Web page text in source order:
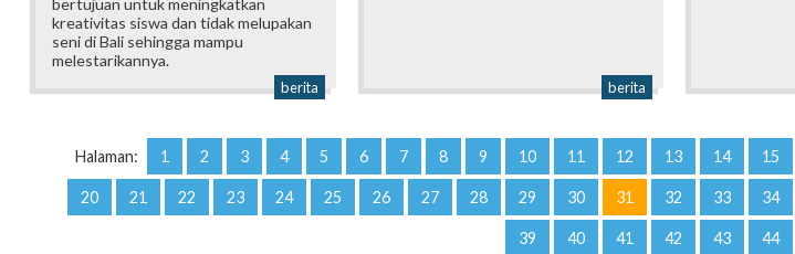
kreativitas siswa dan tidak melupakan
seni di Bali sehingga mampu
melestarikannya.
berita berita
Halaman: 1 2 3 4 5 6 7 8 9 10 11 12 13 14 15
20 21 22 23 24 25 26 27 28 29 30 31 32 33 34
39 40 41 42 43 44